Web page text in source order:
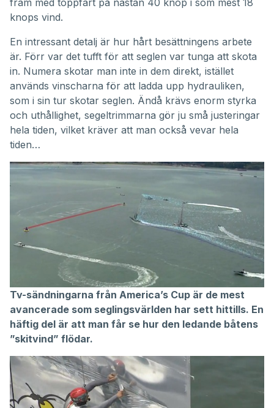
fram med toppfart på nästan 40 knop i som mest 18
knops vind.
En intressant detalj är hur hårt besättningens arbete
är. Förr var det tufft för att seglen var tunga att skota
in. Numera skotar man inte in dem direkt, istället
används vinscharna för att ladda upp hydrauliken,
som i sin tur skotar seglen. Ändå krävs enorm styrka
och uthållighet, segeltrimmarna gör ju små justeringar
hela tiden, vilket kräver att man också vevar hela
tiden…
Tv-sändningarna från America’s Cup är de mest
avancerade som seglingsvärlden har sett hittills. En
häftig del är att man får se hur den ledande båtens
”skitvind” flödar.